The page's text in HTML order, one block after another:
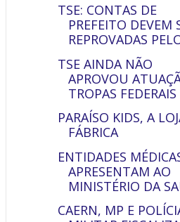
TSE: CONTAS DE
PREFEITO DEVEM
REPROVADAS
TSE AINDA NÃO
APROVOU
TROPAS FEDERAIS
PARAÍSO KIDS, A
FÁBRICA
ENTIDADES
APRESENTAM AO
MINISTÉRIO DA
CAERN, MP E